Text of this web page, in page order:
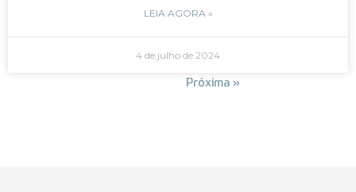
LEIA AGORA »
4 de julho de 2024
Próxima »